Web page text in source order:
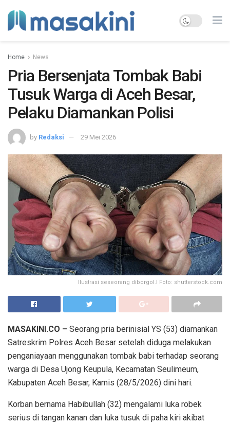
Home News
Pria Bersenjata Tombak Babi
Tusuk Warga di Aceh Besar,
Pelaku Diamankan Polisi
by Redaksi 29 Mei 2026
Ilustrasi seseorang diborgol.l Foto: shutterstock.com
MASAKINI.CO – Seorang pria berinisial YS (53) diamankan
Satreskrim Polres Aceh Besar setelah diduga melakukan
penganiayaan menggunakan tombak babi terhadap seorang
warga di Desa Ujong Keupula, Kecamatan Seulimeum,
Kabupaten Aceh Besar, Kamis (28/5/2026) dini hari.
Korban bernama Habibullah (32) mengalami luka robek
serius di tangan kanan dan luka tusuk di paha kiri akibat